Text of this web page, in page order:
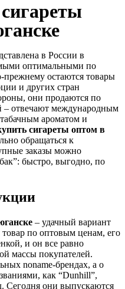
в России в
оптимальными по
прежнему остаются товары
и других стран
они продаются по
– отвечают международным
ароматом и
сигареты оптом в
обращаться к
заказы можно
быстро, выгодно, по
– удачный вариант
по оптовым ценам, его
и он все равно
массы покупателей.
noname-брендах, а о
как “Dunhill”,
Сегодня они выпускаются